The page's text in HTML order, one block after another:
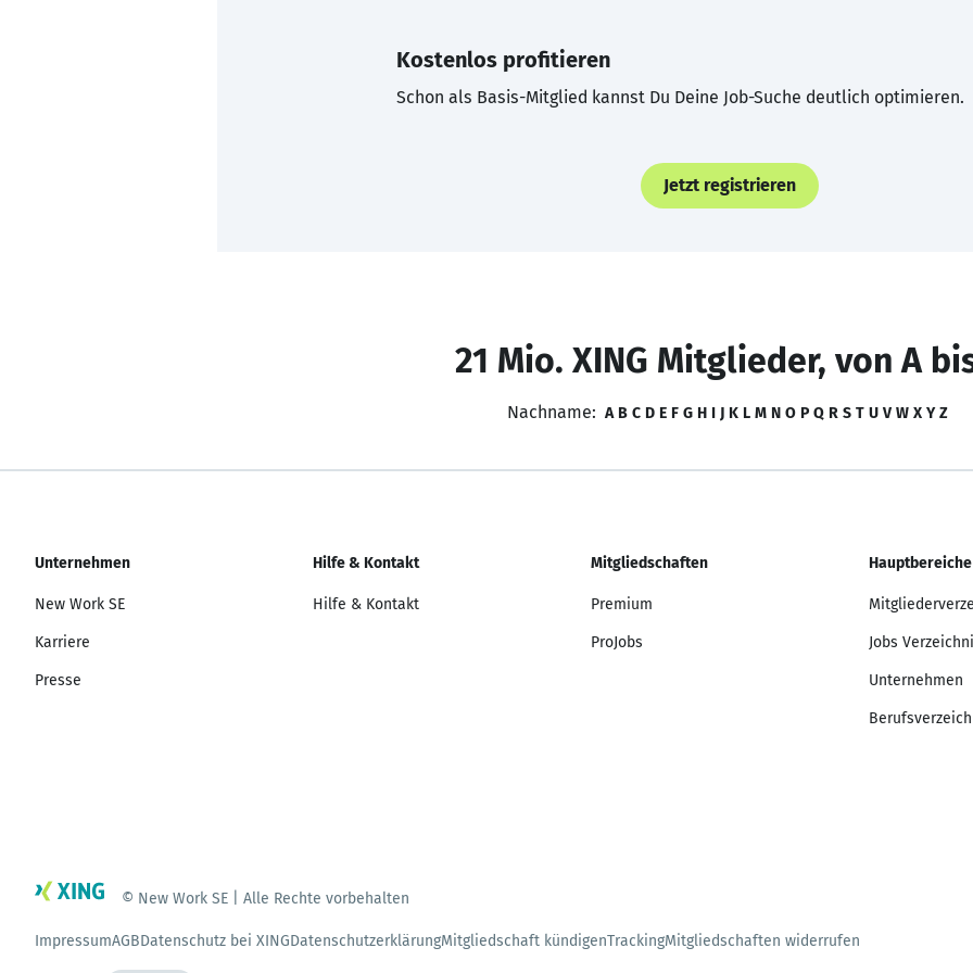
Kostenlos profitieren
Schon als Basis-Mitglied kannst Du Deine Job-Suche deutlich optimieren.
Jetzt registrieren
21 Mio. XING Mitglieder, von A
Nachname: A B C D E F G H I J K L M N O P Q R S T U V W X Y Z
Unternehmen
New Work SE
Karriere
Presse
Hilfe & Kontakt
Hilfe & Kontakt
Mitgliedschaften
Premium
ProJobs
Hauptbereiche
Jobs
Unternehmen
© New Work SE | Alle Rechte vorbehalten
ImpressumAGBDatenschutz bei XINGDatenschutzerklärungMitgliedschaft kündigenTrackingMitgliedschaften widerrufen